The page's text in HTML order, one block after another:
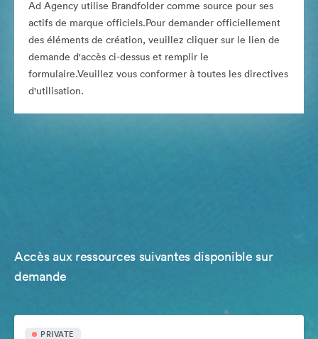
Ad Agency utilise Brandfolder comme source pour ses
actifs de marque officiels.Pour demander officiellement
des éléments de création, veuillez cliquer sur le lien de
demande d'accès ci-dessus et remplir le
formulaire.Veuillez vous conformer à toutes les directives
d'utilisation.
Accès aux ressources suivantes disponible sur
demande
PRIVATE